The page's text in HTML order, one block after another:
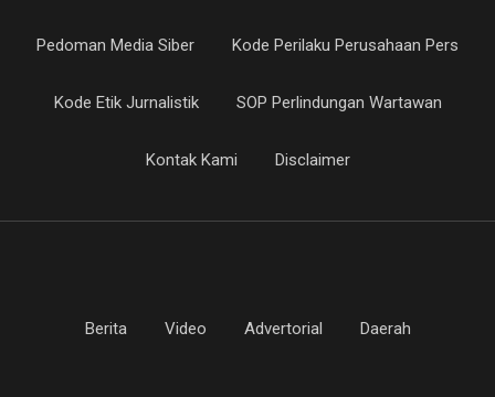
Pedoman Media Siber Kode Perilaku Perusahaan Pers
Kode Etik Jurnalistik SOP Perlindungan Wartawan
Kontak Kami Disclaimer
Berita Video Advertorial Daerah